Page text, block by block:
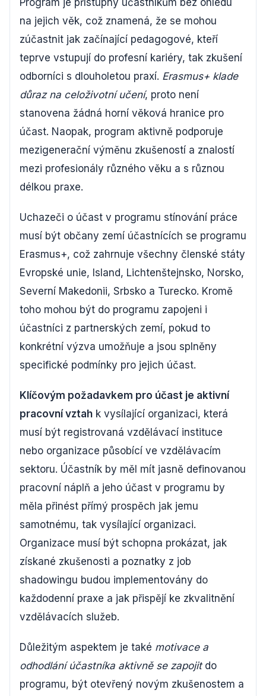
Program je přístupný účastníkům bez ohledu
na jejich věk, což znamená, že se mohou
zúčastnit jak začínající pedagogové, kteří
teprve vstupují do profesní kariéry, tak zkušení
odborníci s dlouholetou praxí. Erasmus+ klade
důraz na celoživotní učení, proto není
stanovena žádná horní věková hranice pro
účast. Naopak, program aktivně podporuje
mezigenerační výměnu zkušeností a znalostí
mezi profesionály různého věku a s různou
délkou praxe.
Uchazeči o účast v programu stínování práce
musí být občany zemí účastnících se programu
Erasmus+, což zahrnuje všechny členské státy
Evropské unie, Island, Lichtenštejnsko, Norsko,
Severní Makedonii, Srbsko a Turecko. Kromě
toho mohou být do programu zapojeni i
účastníci z partnerských zemí, pokud to
konkrétní výzva umožňuje a jsou splněny
specifické podmínky pro jejich účast.
Klíčovým požadavkem pro účast je aktivní
pracovní vztah k vysílající organizaci, která
musí být registrovaná vzdělávací instituce
nebo organizace působící ve vzdělávacím
sektoru. Účastník by měl mít jasně definovanou
pracovní náplň a jeho účast v programu by
měla přinést přímý prospěch jak jemu
samotnému, tak vysílající organizaci.
Organizace musí být schopna prokázat, jak
získané zkušenosti a poznatky z job
shadowingu budou implementovány do
každodenní praxe a jak přispějí ke zkvalitnění
vzdělávacích služeb.
Důležitým aspektem je také motivace a
odhodlání účastníka aktivně se zapojitdo
programu, být otevřený novým zkušenostem a